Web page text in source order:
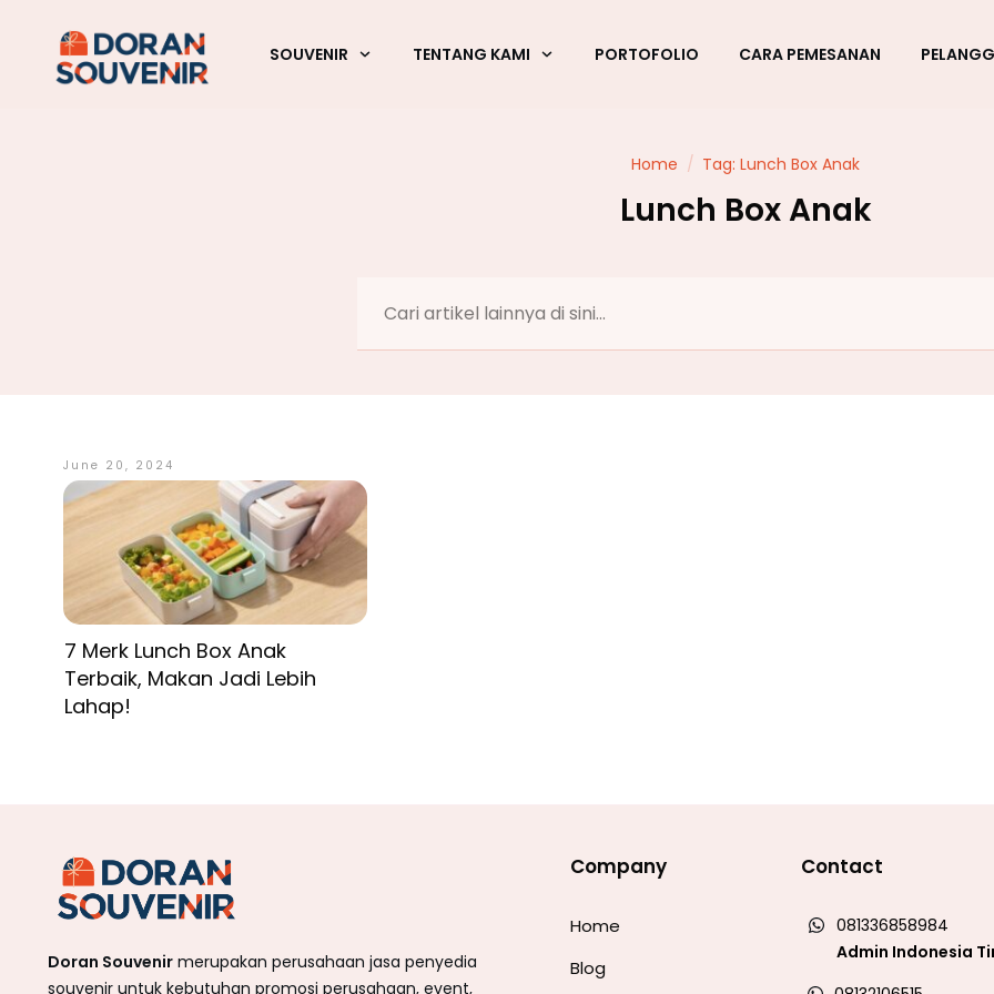
SOUVENIR TENTANG KAMI PORTOFOLIO CARA PEMESANAN
Home / Tag: Lunch Box Anak
Lunch Box Anak
June 20, 2024
7 Merk Lunch Box Anak
Terbaik, Makan Jadi Lebih
Lahap!
Doran Souvenir merupakan perusahaan jasa penyedia
souvenir untuk kebutuhan promosi perusahaan, event,
Company
Home
Blog
Contact
081336858984
Admin Indonesia